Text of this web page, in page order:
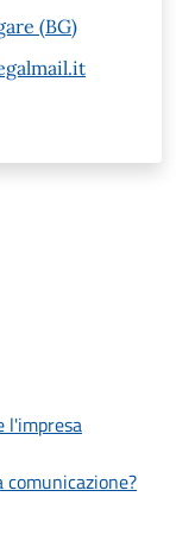
(BG)
l'impresa